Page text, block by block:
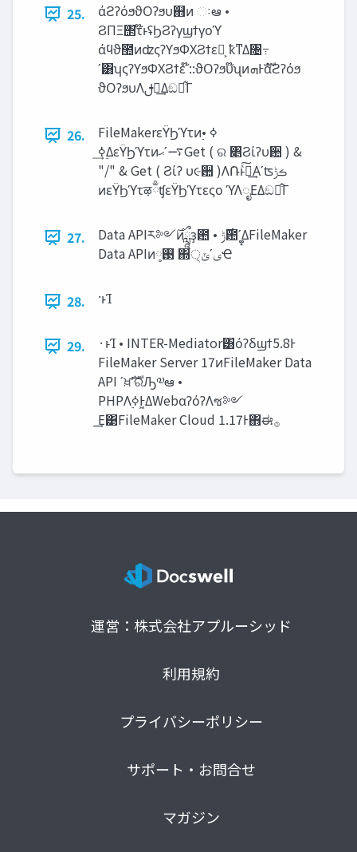
25.
άϩʔόϧϑΟʔϧυ஋ͷ ઃఆ •
ϨΠΞ΢τ໊ͱʢϦϨʔγϣϯγοϓ
άϥϑ಺ͷʣςʔϒϧΦΧϨϯε໊͕ ҟͳΔ৔߹
ʹ͸ʮςʔϒϧΦΧϨϯε ໊::ϑΟʔϧυ໊ʯͷ‫Ͱࣜܗ‬άϩʔόϧ
ϑΟʔϧυΛࢦఆ͢Δඞཁ͋Γ
26.
FileMakerεΫϦϓτͷ࣮ߦ •
࣮ߦ͢ΔεΫϦϓτͷ࠷‫ʹޙ‬Get ( ର ৅Ϩίʔυ਺ ) &
"/" & Get ( Ϩίʔ υ૯਺ )Λ݁Ռͱͯ͠ฦ͢Α͏ʹʦ‫ࡏݱ‬
ͷεΫϦϓτऴྃʧεΫϦϓτεςο ϓΛೖΕΔඞཁ͋Γ
27.
Data APIར༻࣌ͷཹҙ఺ • ‫͚͓ʹ఺࣌ݱ‬ΔFileMaker
Data APIͷ࢓༷ ΍੍‫ىʹݶ‬Ҽ
28. ·ͱΊ
29.
·ͱΊ • INTER-Mediator͸όʔδϣϯ5.8Ͱ
FileMaker Server 17ͷFileMaker Data
API ʹਖ਼ࣜʹରԠ༧ఆ •
PHPΛ࣮ߦͰ͖ΔWebαʔόʔΛซ༻
͢Ε͹FileMaker Cloud 1.17Ͱ΋ಈ࡞
運営：株式会社アプルーシッド
利用規約
プライバシーポリシー
サポート・お問合せ
マガジン